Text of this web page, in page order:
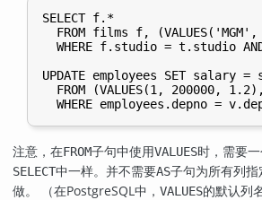
SELECT f.*
FROM films f,
WHERE f.studio = t.studio
UPDATE employees SET salary
FROM (VALUES(1, 200000,
注意，在FROM子句中使用VALUES时，需要
SELECT中一样。并不需要AS子句为所有列
做。 （在PostgreSQL 中， VALUES的默认列